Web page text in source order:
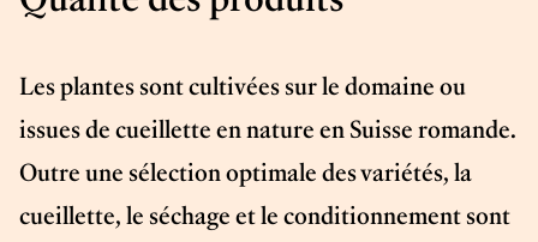
Les plantes sont cultivées sur le domaine ou
issues de cueillette en nature en Suisse romande.
Outre une sélection optimale des variétés, la
cueillette, le séchage et le conditionnement sont